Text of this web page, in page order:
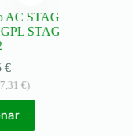
AC STAG
GPL STAG
€
€)